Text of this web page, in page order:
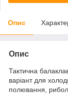
Опис
Опис
Тактична
варіант для
полювання,